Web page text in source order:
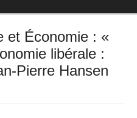
et Économie : «
libérale :
Pierre Hansen